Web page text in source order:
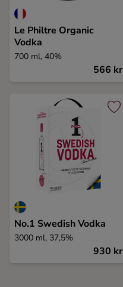
Le Philtre Organic
Vodka
700 ml, 40%
566 kr
No.1 Swedish Vodka
3000 ml, 37,5%
930 kr